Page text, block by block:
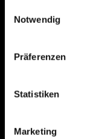
Notwendig
Präferenzen
Statistiken
Marketing
TECHNOLOGIE